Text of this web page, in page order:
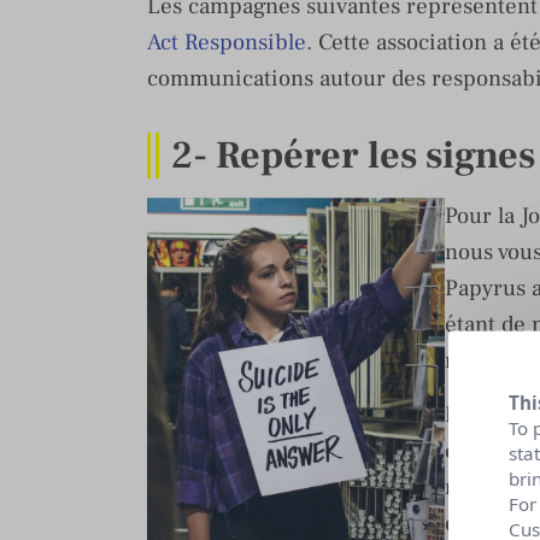
Les campagnes suivantes
Act Responsible. Cette association a
communications autour des
2- Repérer les signes
Pour la
nous
Papyrus
étant de
repérer
Papyrus
rôle est
qui sont
To